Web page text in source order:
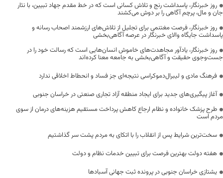
روز خبرنگار، پاسداشت رنج و تلاش کسانی است که در خط مقدم جهاد تبیین، با نثار
جان و مال، پرچم آگاهی را بر دوش می‌کشند
روز خبرنگار، فرصت مغتنمی برای تجلیل از تلاش‌های ارزشمند اصحاب رسانه و
پاسداشت جایگاه والای خبرنگار در عرصه آگاهی‌بخشی
روز خبرنگار، یادآور مجاهدت‌های خاموش انسان‌هایی است که رسالت خود را در
جست‌وجوی حقیقت و آگاهی‌بخشی به جامعه معنا کرده‌اند
فرهنگ مادی و لیبرال‌دموکراسی نتیجه‌ای جز فساد و انحطاط اخلاقی ندارد
آغاز پیگیری‌های جدید برای ایجاد منطقه آزاد تجاری صنعتی در خراسان جنوبی
طرح پزشک خانواده و نظام ارجاع کاهش پرداخت مستقیم هزینه‌های درمان از سوی
مردم است
سخت‌ترین شرایط پس از انقلاب را با اتکای به مردم پشت سر گذاشتیم
هفته دولت بهترین فرصت برای تبیین خدمات نظام و دولت
یشتازی خراسان جنوبی در پرونده ثبت جهانی آسبادها